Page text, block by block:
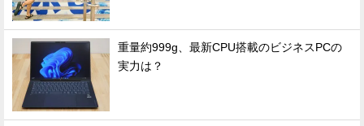
重量約999g、最新CPU搭載のビジネスPCの
実力は？